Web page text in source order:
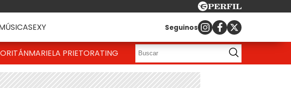
SEXY Seguinos
MARIELA PRIETORATING